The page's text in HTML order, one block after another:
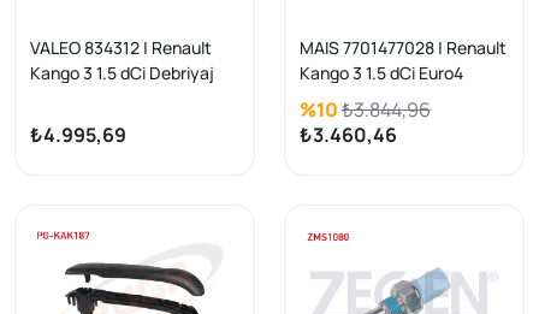
VALEO 834312 | Renault
Kango 3 1.5 dCi Debriyaj
Megane II/Clio
III/Logan/Fluence
₺4.995,69
MAIS 7701477028 | Renault
Kango 3 1.5 dCi Euro4
Triger Seti Clio II-III IV
Kangoo Megane II-III
Qashqai Juke Duster
%10₺3.844,96
₺3.460,46